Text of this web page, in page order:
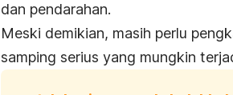
dan pendarahan.
Meski demikian, masih perlu
samping serius yang mungkin